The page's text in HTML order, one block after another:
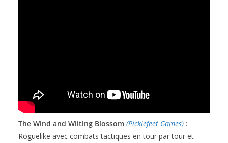
The Wind and Wilting Blossom (Picklefeet Games) :
Roguelike avec combats tactiques en tour par tour et